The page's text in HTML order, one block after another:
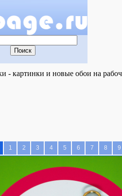
- картинки и новые обои на
1 2 3 4 5 6 7 8 9